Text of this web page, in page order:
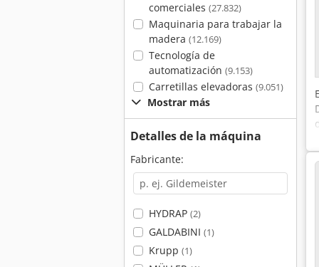
comerciales (27.832)
Maquinaria para trabajar la
madera (12.169)
Tecnología de
automatización (9.153)
Carretillas elevadoras (9.051)
Mostrar más
Detalles de la máquina
Fabricante:
HYDRAP (2)
GALDABINI (1)
Krupp (1)